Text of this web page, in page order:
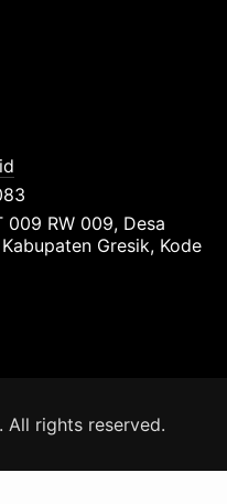
009 RW 009, Desa
Gresik, Kode
rights reserved.